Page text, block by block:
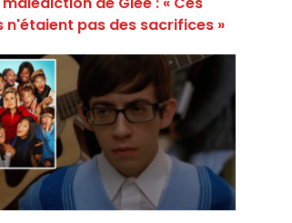
n'étaient pas des sacrifices »